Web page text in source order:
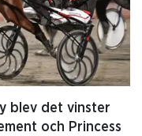
blev det vinster
och Princess